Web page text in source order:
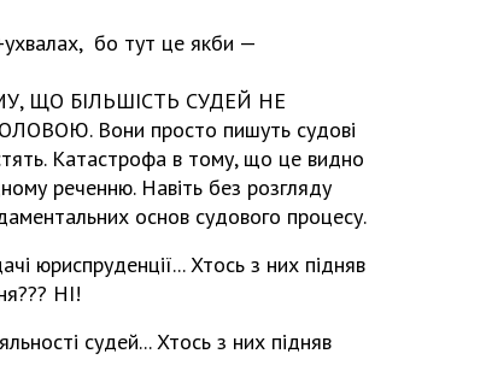
бо тут це якби —
ЩО БІЛЬШІСТЬ СУДЕЙ НЕ
Вони просто пишуть судові
Катастрофа в тому, що це видно
реченню. Навіть без розгляду
основ судового процесу.
юриспруденції... Хтось з них підняв
НІ!
судей... Хтось з них підняв